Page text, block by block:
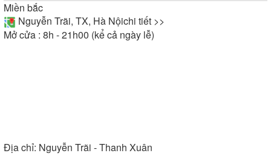
Miền bắc
Nguyễn Trãi, TX, Hà Nộichi tiết >>
Mở cửa : 8h - 21h00 (kể cả ngày lễ)
Địa chỉ: Nguyễn Trãi - Thanh Xuân